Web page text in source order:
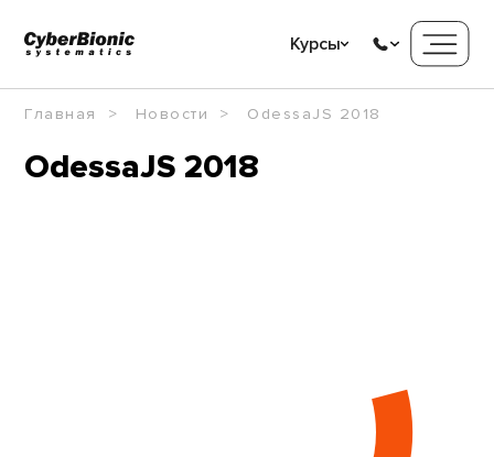
Курсы
Главная Новости OdessaJS 2018
OdessaJS 2018